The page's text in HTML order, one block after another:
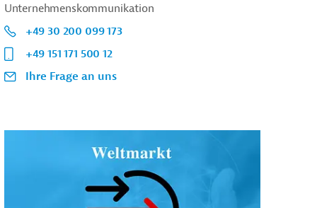
Unternehmenskommunikation
+49 30 200 099 173
+49 151 171 500 12
Ihre Frage an uns